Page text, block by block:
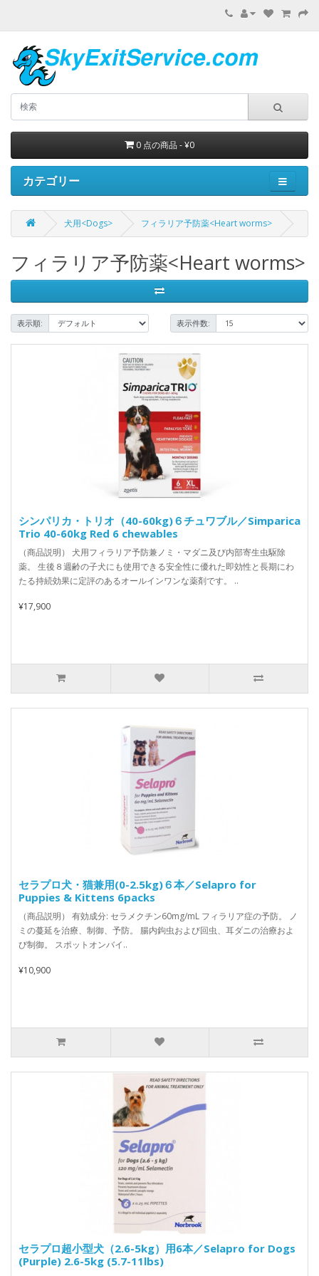
0 点の商品 - ¥0
カテゴリー
犬用<Dogs> フィラリア予防薬<Heart worms>
フィラリア予防薬<Heart worms>
表示順: 表示件数:
シンパリカ・トリオ（40-60kg)６チュワブル／Simparica
Trio 40-60kg Red 6 chewables
（商品説明） 犬用フィラリア予防兼ノミ・マダニ及び内部寄生虫駆除
薬。 生後８週齢の子犬にも使用できる安全性に優れた即効性と長期にわ
たる持続効果に定評のあるオールインワンな薬剤です。 ..
¥17,900
セラプロ犬・猫兼用(0-2.5kg)６本／Selapro for
Puppies & Kittens 6packs
（商品説明） 有効成分: セラメクチン60mg/mL フィラリア症の予防。 ノ
ミの蔓延を治療、制御、予防。 腸内鉤虫および回虫、耳ダニの治療およ
び制御。 スポットオンバイ..
¥10,900
セラプロ超小型犬（2.6-5kg）用6本／Selapro for Dogs
(Purple) 2.6-5kg (5.7-11lbs)